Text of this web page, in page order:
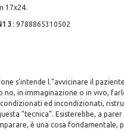
17x24.
: 9788865310502
s'intende l."avvicinare il
no, in immaginazione o in vivo,
ed incondizionati,
"tecnica". Esisterebbe, a
è una cosa fondamentale,